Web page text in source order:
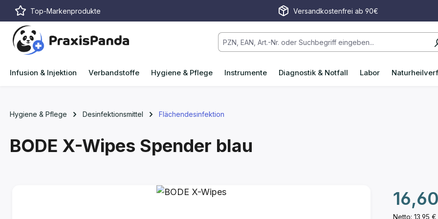
Hauptinhalt springen
Zur Suche springen
Zur Hauptnavigation springen
Top-Markenprodukte Versandkostenfrei ab 90€
Infusion & Injektion Verbandstoffe Hygiene & Pflege Instrumente Diagnostik & Notfall Labor
Hygiene & Pflege Desinfektionsmittel Flächendesinfektion
BODE X-Wipes Spender blau
Netto: 13,95 €
Regulärer